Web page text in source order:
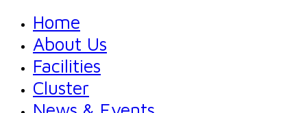
Home
About Us
Facilities
Cluster